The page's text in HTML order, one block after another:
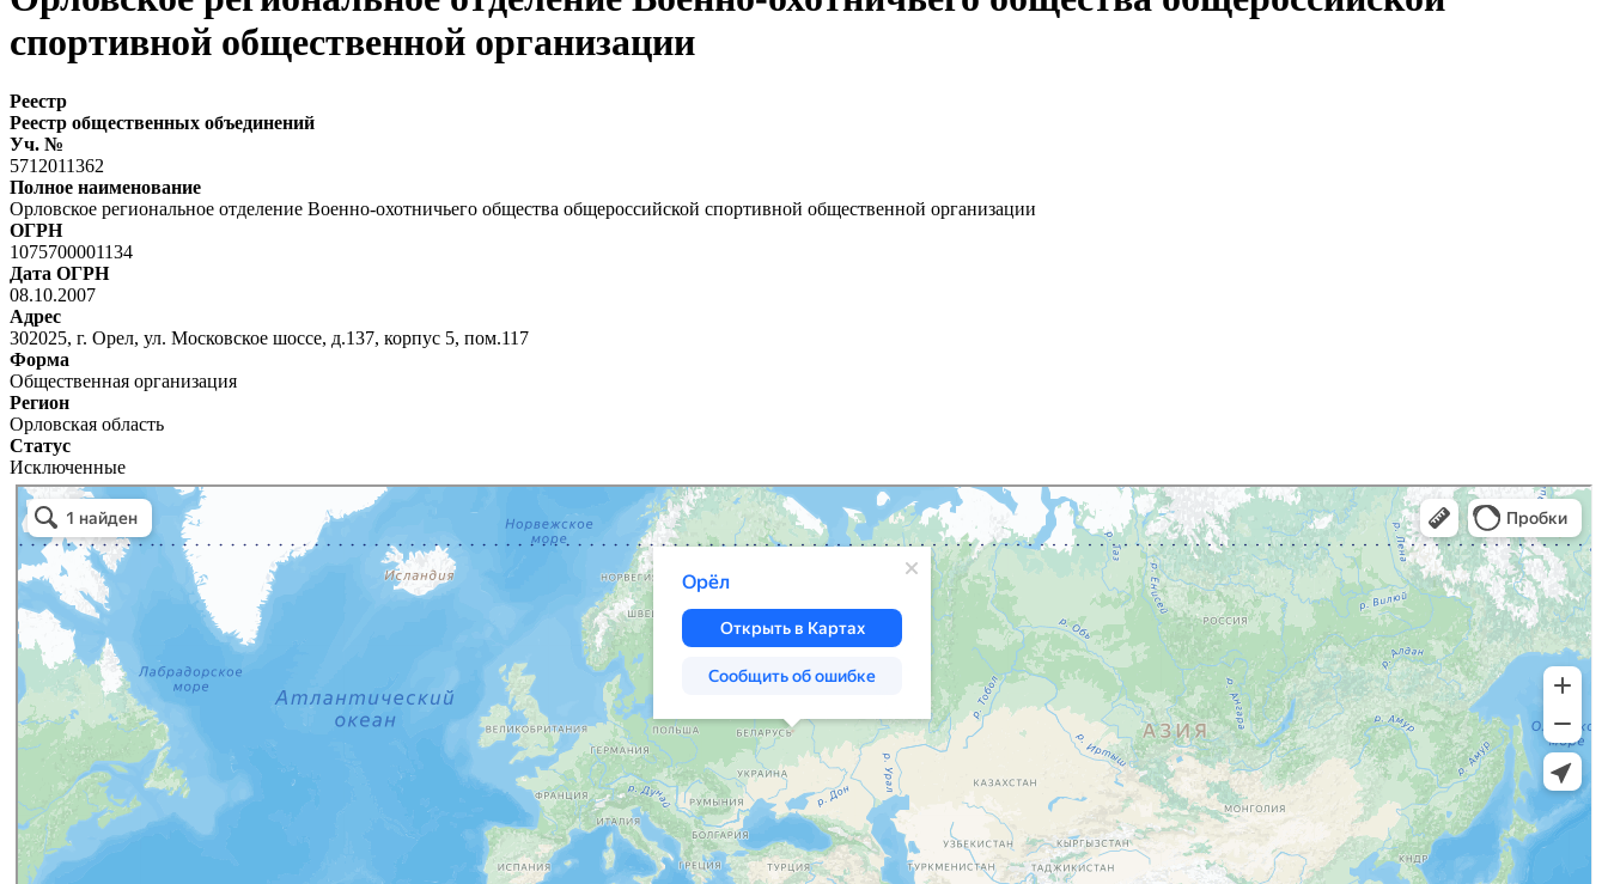
спортивной общественной организации
Реестр
Реестр общественных объединений
Уч. №
5712011362
Полное наименование
Орловское региональное отделение Военно-охотничьего общества общероссийской спортивной общественной организации
ОГРН
1075700001134
Дата ОГРН
08.10.2007
Адрес
302025, г. Орел, ул. Московское шоссе, д.137, корпус 5, пом.117
Форма
Общественная организация
Регион
Орловская область
Статус
Исключенные